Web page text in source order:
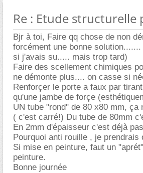
Re : Etude structurelle
Bjr à toi, Faire qq chose de non
forcément une bonne
si j'avais su..... mais trop tard)
Faire des scellement chimiques
ne démonte plus.... on casse si
Renforçer le porte a faux par
qu'une jambe de forçe
UN tube "rond" de 80 x80 mm, ça
( c'est carré!) Du tube de 80mm
En 2mm d'épaisseur c'est déjà
Pourquoi anti rouille , je prendrais
Si mise en peinture, faut un
peinture.
Bonne journée